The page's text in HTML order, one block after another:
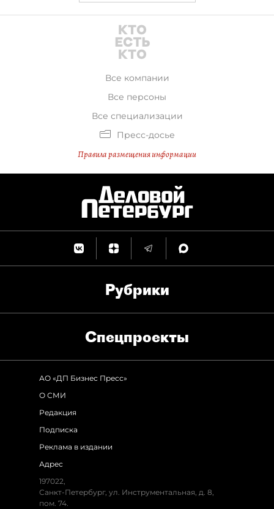
Все компании
Все персоны
Все специализации
Пресс-досье
Правила размещения информации
Рубрики
Спец­проекты
АО «ДП Бизнес Пресс»
О СМИ
Редакция
Подписка
Реклама в издании
Адрес
197022,
Санкт-Петербург, ул. Инструментальная, д. 8,
пом. 74.